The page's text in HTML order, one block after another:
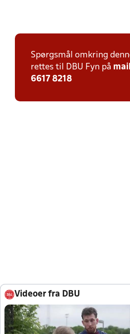
Spørgsmål omkring
rettes til DBU Fyn på mail
6617 8218
Videoer fra DBU